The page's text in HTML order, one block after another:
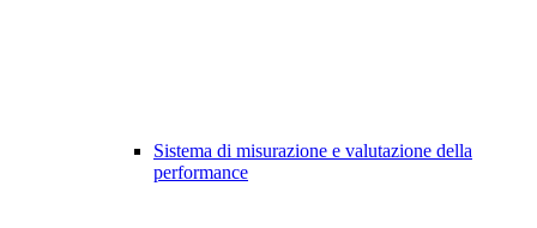
Sistema di misurazione e valutazione della
performance